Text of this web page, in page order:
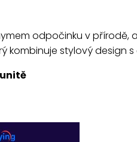
odpočinku v přírodě,
kombinuje stylový design